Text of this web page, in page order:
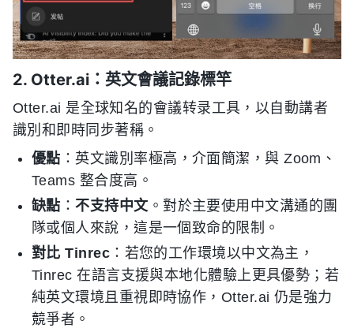
2. Otter.ai：英文會議記錄標竿
Otter.ai 是全球知名的會議转录工具，以自動講者
識別和即時同步著稱。
優點 ：英文識別率極高，介面簡潔，與 Zoom、
Teams 整合度高。
缺點 ：不支持中文。對於主要使用中文溝通的團
隊或個人來說，這是一個致命的限制。
對比 Tinrec ：若您的工作環境以中文為主，
Tinrec 在語言支援與本地化體驗上更具優勢；若
純英文環境且重視即時協作，Otter.ai 仍是強力
競爭者。